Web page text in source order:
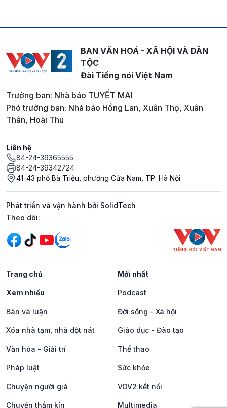
BAN VĂN HOÁ - XÃ HỘI VÀ DÂN
TỘC
Đài Tiếng nói Việt Nam
Trưởng ban: Nhà báo TUYẾT MAI
Phó trưởng ban: Nhà báo Hồng Lan, Xuân Thọ, Xuân
Thân, Hoài Thu
Liên hệ
84-24-39365555
84-24-39342724
41-43 phố Bà Triệu, phường Cửa Nam, TP. Hà Nội
Phát triển và vận hành bởi SolidTech
Mạng xã hội
Theo dõi:
Trang chủ Mới nhất
Xem nhiều Podcast
Bàn và luận Đời sống - Xã hội
Xóa nhà tạm, nhà dột nát Giáo dục - Đào tạo
Văn hóa - Giải trí Thể thao
Pháp luật Sức khỏe
Chuyện người già VOV2 kết nối
Chuyện thầm kín Multimedia